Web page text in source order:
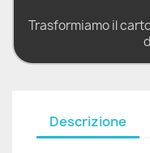
Trasformiamo il
Descrizione